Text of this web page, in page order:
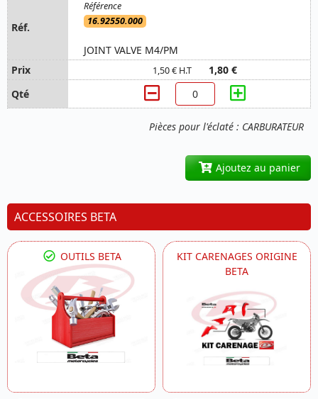
Pièces pour l'éclaté : CARBURATEUR
16.92550.000
JOINT VALVE M4/PM
1,50 € H.T 1,80 €
Ajoutez au panier
ACCESSOIRES BETA
OUTILS BETA
KIT CARENAGES ORIGINE
BETA